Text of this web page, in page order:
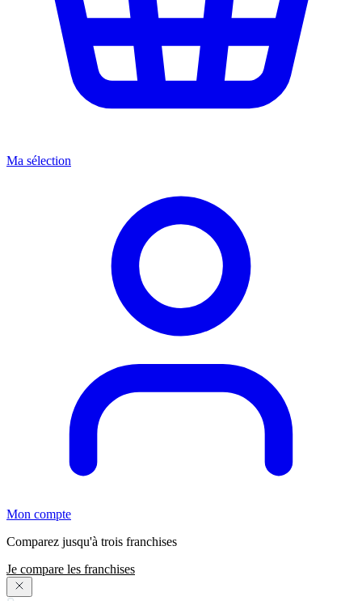
Ma sélection
Mon compte
Comparez jusqu'à trois franchises
Je compare les franchises